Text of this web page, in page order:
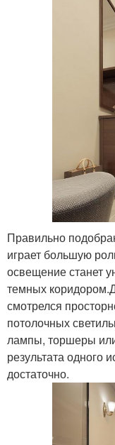
Правильно
играет большую
освещение станет
темных
смотрелся
потолочных
лампы, торшеры
результата одного
достаточно.